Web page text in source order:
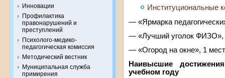
Инновации
Профилактика
правонарушений и
преступлений
Психолого-медико-
педагогическая комиссия
Методический вестник
Муниципальная служба
примирения
Институциональные
— «Ярмарка
— «Лучший уголок ФИЗО»,
— «Огород на окне», 1
Наивысшие
учебном году